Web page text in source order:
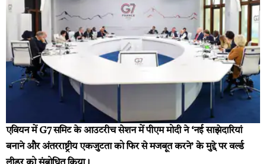
एवियन में G7 समिट के आउटरीच सेशन में पीएम मोदी ने ‘नई साझेदारियां
बनाने और अंतरराष्ट्रीय एकजुटता को फिर से मजबूत करने’ के मुद्दे पर वर्ल्ड